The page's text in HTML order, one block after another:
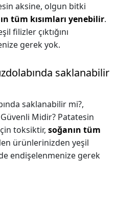
aksine, olgun bitki
tüm kısımları yenebilir.
filizler çıktığını
gerek yok.
saklanabilir
saklanabilir mi?,
Midir? Patatesin
toksiktir, soğanın tüm
ürünlerinizden yeşil
endişelenmenize gerek